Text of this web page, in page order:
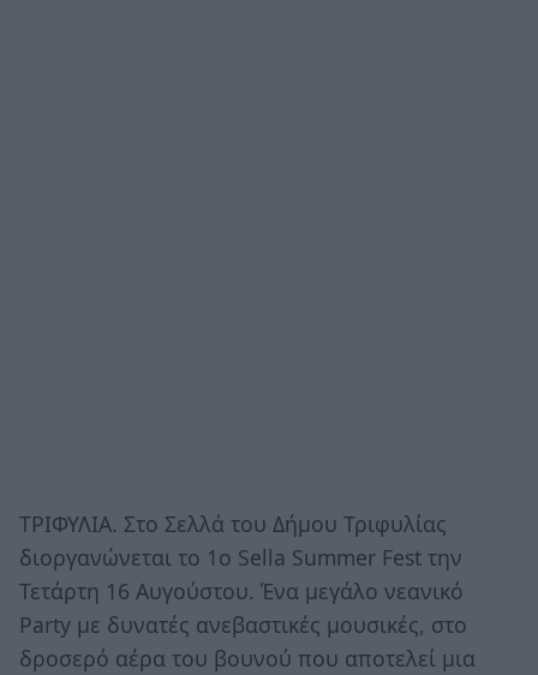
ΤΡΙΦΥΛΙΑ. Στο Σελλά του Δήμου Τριφυλίας
διοργανώνεται το 1ο Sella Summer Fest την
Τετάρτη 16 Αυγούστου. Ένα μεγάλο νεανικό
Party με δυνατές ανεβαστικές μουσικές, στο
δροσερό αέρα του βουνού που αποτελεί μια